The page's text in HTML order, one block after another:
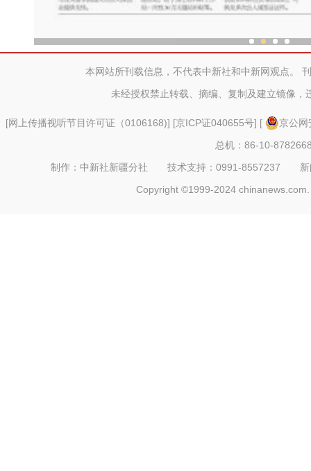
本网站所刊载信息，不代表中新社和中新网观点。
未经授权禁止转载、摘编、复制及建立镜像，
[网上传播视听节目许可证（0106168)] [京ICP证040655号] [
京公
总机：86-10-
制作：中新社新疆分社 技术支持：0991-8557237
Copyright ©1999-2024